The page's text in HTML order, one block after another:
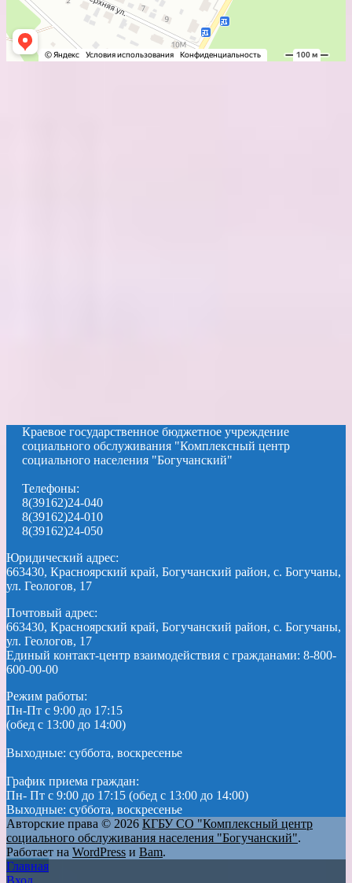
Краевое государственное бюджетное учреждение
социального обслуживания "Комплексный центр
социального населения "Богучанский"
Телефоны:
8(39162)24-040
8(39162)24-010
8(39162)24-050
Юридический адрес:
663430, Красноярский край, Богучанский район, с. Богучаны,
ул. Геологов, 17
Почтовый адрес:
663430, Красноярский край, Богучанский район, с. Богучаны,
ул. Геологов, 17
Единый контакт-центр взаимодействия с гражданами: 8-800-
600-00-00
Режим работы:
Пн-Пт с 9:00 до 17:15
(обед с 13:00 до 14:00)
Выходные: суббота, воскресенье
График приема граждан:
Пн- Пт с 9:00 до 17:15 (обед с 13:00 до 14:00)
Выходные: суббота, воскресенье
Авторские права © 2026 КГБУ СО "Комплексный центр
социального обслуживания населения "Богучанский".
Работает на WordPress и Bam.
Главная
Вход